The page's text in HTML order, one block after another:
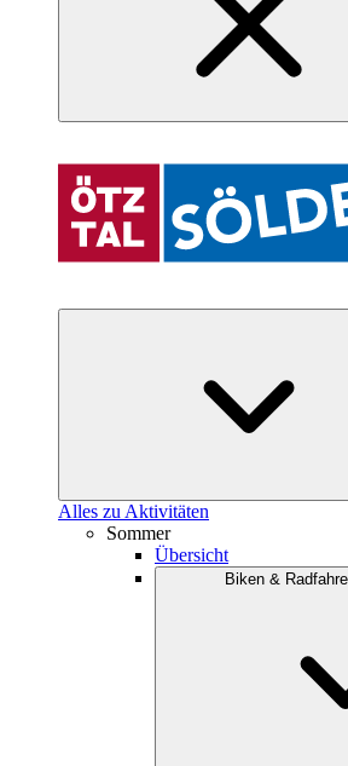
Alles zu Aktivitäten
Sommer
Übersicht
Biken &